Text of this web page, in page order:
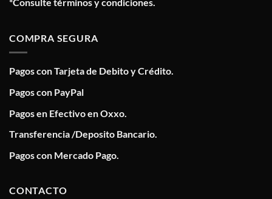
*Consulte términos y condiciones.
COMPRA SEGURA
Pagos con Tarjeta de Debito y Crédito.
Pagos con PayPal
Pagos en Efectivo en Oxxo.
Transferencia /Deposito Bancario.
Pagos con Mercado Pago.
CONTACTO